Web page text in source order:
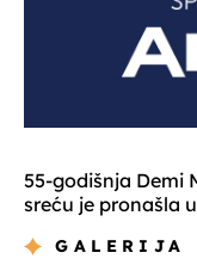
55-godišnja Demi
sreću je pronašla
GALERIJA